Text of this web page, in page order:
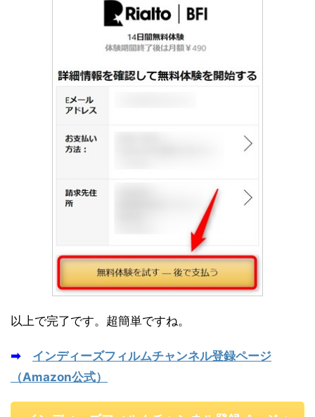
以上で完了です。超簡単ですね。
➡
インディーズフィルムチャンネル登録ページ
（Amazon公式）